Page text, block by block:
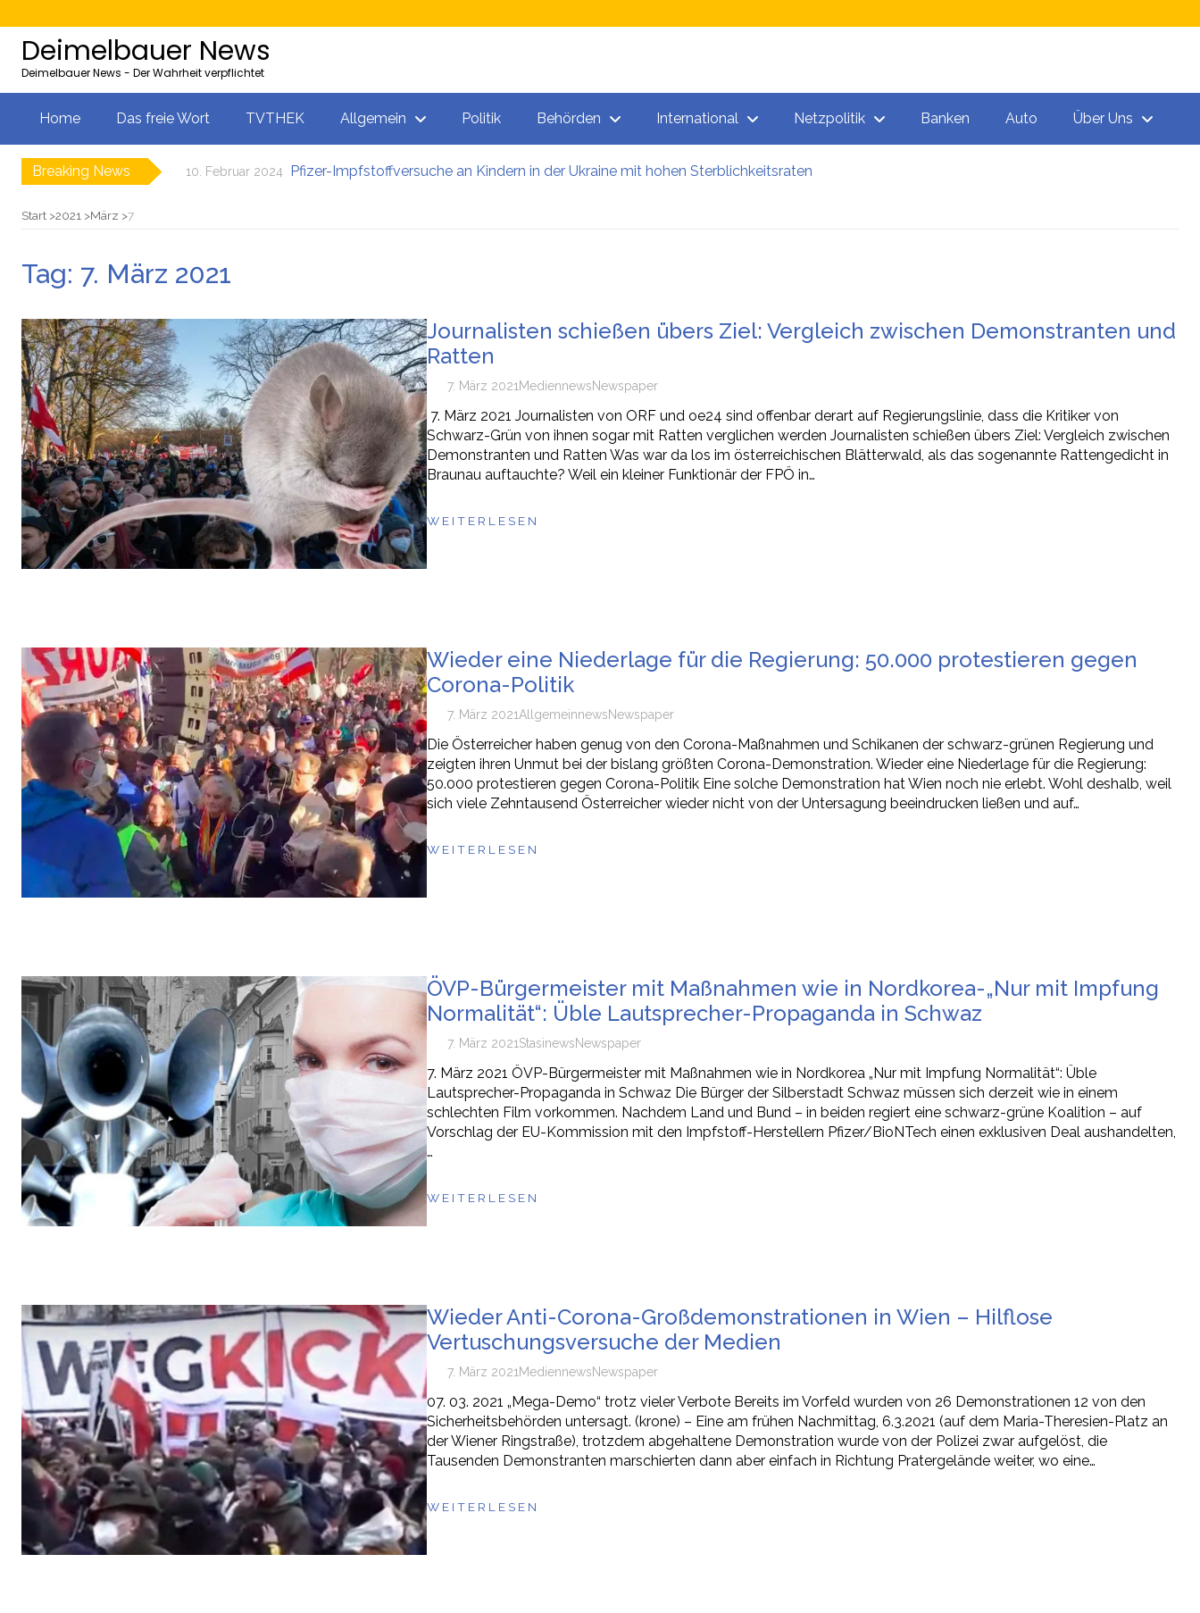
Deimelbauer News
Deimelbauer News - Der Wahrheit verpflichtet
Home Das freie Wort TVTHEK Allgemein Politik Behörden International Netzpolitik Banken Auto Über Uns
Breaking News 10. Februar 2024 Pfizer-Impfstoffversuche an Kindern in der Ukraine mit hohen Sterblichkeitsraten
11. Februar 2024
Start 2021 März 7
Tag: 7. März 2021
Journalisten schießen übers Ziel: Vergleich zwischen Demonstranten und
Ratten
7. März 2021 MediennewsNewspaper
7. März 2021 Journalisten von ORF und oe24 sind offenbar derart auf Regierungslinie, dass die Kritiker von
Schwarz-Grün von ihnen sogar mit Ratten verglichen werden Journalisten schießen übers Ziel: Vergleich zwischen
Demonstranten und Ratten Was war da los im österreichischen Blätterwald, als das sogenannte Rattengedicht in
Braunau auftauchte? Weil ein kleiner Funktionär der FPÖ in…
WEITERLESEN
Wieder eine Niederlage für die Regierung: 50.000 protestieren gegen
Corona-Politik
7. März 2021AllgemeinnewsNewspaper
Die Österreicher haben genug von den Corona-Maßnahmen und Schikanen der schwarz-grünen Regierung und
zeigten ihren Unmut bei der bislang größten Corona-Demonstration. Wieder eine Niederlage für die Regierung:
50.000 protestieren gegen Corona-Politik Eine solche Demonstration hat Wien noch nie erlebt. Wohl deshalb, weil
sich viele Zehntausend Österreicher wieder nicht von der Untersagung beeindrucken ließen und auf…
WEITERLESEN
ÖVP-Bürgermeister mit Maßnahmen wie in Nordkorea-„Nur mit Impfung
Normalität“: Üble Lautsprecher-Propaganda in Schwaz
7. März 2021StasinewsNewspaper
7. März 2021 ÖVP-Bürgermeister mit Maßnahmen wie in Nordkorea „Nur mit Impfung Normalität“: Üble
Lautsprecher-Propaganda in Schwaz Die Bürger der Silberstadt Schwaz müssen sich derzeit wie in einem
schlechten Film vorkommen. Nachdem Land und Bund – in beiden regiert eine schwarz-grüne Koalition – auf
Vorschlag der EU-Kommission mit den Impfstoff-Herstellern Pfizer/BioNTech einen exklusiven Deal aushandelten,
…
WEITERLESEN
Wieder Anti-Corona-Großdemonstrationen in Wien – Hilflose
Vertuschungsversuche der Medien
7. März 2021 MediennewsNewspaper
07. 03. 2021 „Mega-Demo“ trotz vieler Verbote Bereits im Vorfeld wurden von 26 Demonstrationen 12 von den
Sicherheitsbehörden untersagt. (krone) – Eine am frühen Nachmittag, 6.3.2021 (auf dem Maria-Theresien-Platz an
der Wiener Ringstraße), trotzdem abgehaltene Demonstration wurde von der Polizei zwar aufgelöst, die
Tausenden Demonstranten marschierten dann aber einfach in Richtung Pratergelände weiter, wo eine…
WEITERLESEN